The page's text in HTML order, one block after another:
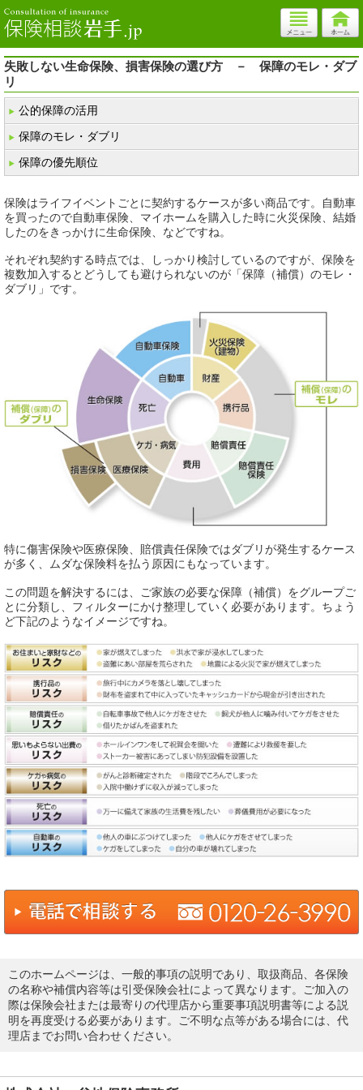
失敗しない生命保険、損害保険の選び方 － 保障のモレ・ダブ
リ
公的保障の活用
保障のモレ・ダブリ
保障の優先順位
保険はライフイベントごとに契約するケースが多い商品です。自動車
を買ったので自動車保険、マイホームを購入した時に火災保険、結婚
したのをきっかけに生命保険、などですね。
それぞれ契約する時点では、しっかり検討しているのですが、保険を
複数加入するとどうしても避けられないのが「保障（補償）のモレ・
ダブリ」です。
特に傷害保険や医療保険、賠償責任保険ではダブリが発生するケース
が多く、ムダな保険料を払う原因にもなっています。
この問題を解決するには、ご家族の必要な保障（補償）をグループご
とに分類し、フィルターにかけ整理していく必要があります。ちょう
ど下記のようなイメージですね。
このホームページは、一般的事項の説明であり、取扱商品、各保険
の名称や補償内容等は引受保険会社によって異なります。ご加入の
際は保険会社または最寄りの代理店から重要事項説明書等による説
明を再度受ける必要があります。ご不明な点等がある場合には、代
理店までお問い合わせください。